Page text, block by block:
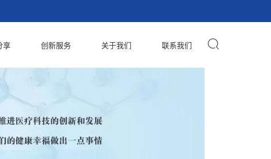
享 创新服务 关于我们 联系我们